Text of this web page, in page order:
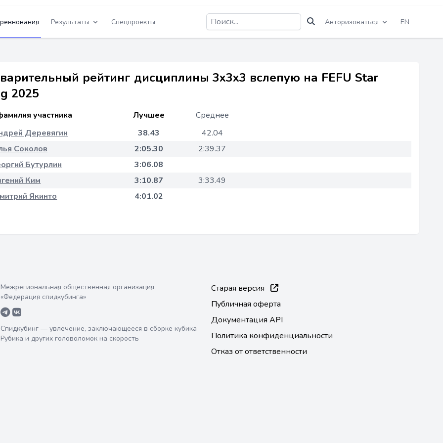
Результаты Спецпроекты Авторизоваться EN
рейтинг дисциплины 3x3x3 вслепую на FEFU Star
2025
участника Среднее
Лучшее
Деревягин 42.04
38.43
Соколов 2:39.37
2:05.30
Бутурлин
3:06.08
Ким 3:33.49
3:10.87
Якинто 4:01.02
Межрегиональная общественная организация
«Федерация спидкубинга»
Спидкубинг — увлечение, заключающееся в сборке кубика
Рубика и других головоломок на скорость
Старая версия
Публичная оферта
Документация API
Политика конфиденциальности
Отказ от ответственности